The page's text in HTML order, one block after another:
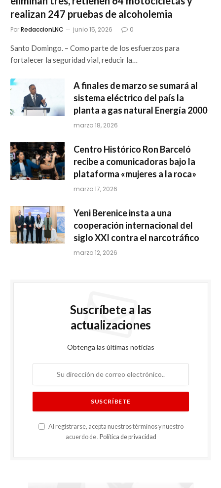
NO TE PIERDAS
NACIONALES
INTRANT y organismos de seguridad
intervienen 15 paradas de motoconcho;
eliminan tres, retienen 64 motocicletas y
realizan 247 pruebas de alcoholemia
PorRedaccionLNC junio 15, 2026 0
Santo Domingo. – Como parte de los esfuerzos para
sistema eléctrico del país la
planta a gas natural Energía 2000
recibe a comunicadoras bajo la
plataforma «mujeres a la roca»
marzo 17, 2026
Yeni Berenice insta a una
cooperación internacional del